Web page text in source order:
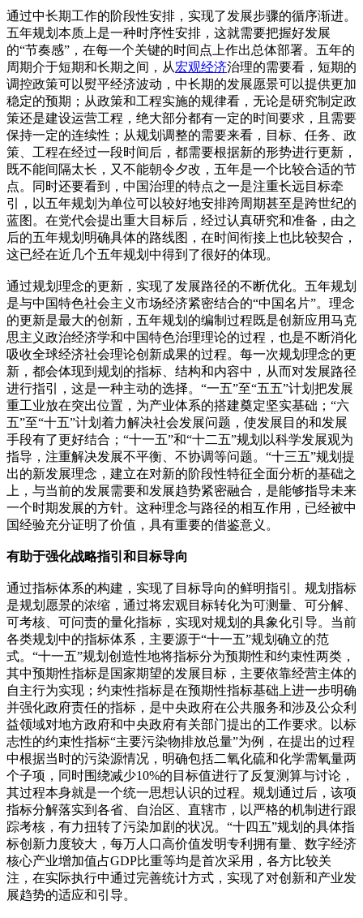
通过中长期工作的阶段性安排，实现了发展步骤的循序渐进。
五年规划本质上是一种时序性安排，这就需要把握好发展
的“节奏感”，在每一个关键的时间点上作出总体部署。五年的
周期介于短期和长期之间，从宏观经济治理的需要看，短期的
调控政策可以熨平经济波动，中长期的发展愿景可以提供更加
稳定的预期；从政策和工程实施的规律看，无论是研究制定政
策还是建设运营工程，绝大部分都有一定的时间要求，且需要
保持一定的连续性；从规划调整的需要来看，目标、任务、政
策、工程在经过一段时间后，都需要根据新的形势进行更新，
既不能间隔太长，又不能朝令夕改，五年是一个比较合适的节
点。同时还要看到，中国治理的特点之一是注重长远目标牵
引，以五年规划为单位可以较好地安排跨周期甚至是跨世纪的
蓝图。在党代会提出重大目标后，经过认真研究和准备，由之
后的五年规划明确具体的路线图，在时间衔接上也比较契合，
这已经在近几个五年规划中得到了很好的体现。
通过规划理念的更新，实现了发展路径的不断优化。五年规划
是与中国特色社会主义市场经济紧密结合的“中国名片”。理念
的更新是最大的创新，五年规划的编制过程既是创新应用马克
思主义政治经济学和中国特色治理理论的过程，也是不断消化
吸收全球经济社会理论创新成果的过程。每一次规划理念的更
新，都会体现到规划的指标、结构和内容中，从而对发展路径
进行指引，这是一种主动的选择。“一五”至“五五”计划把发展
重工业放在突出位置，为产业体系的搭建奠定坚实基础；“六
五”至“十五”计划着力解决社会发展问题，使发展目的和发展
手段有了更好结合；“十一五”和“十二五”规划以科学发展观为
指导，注重解决发展不平衡、不协调等问题。“十三五”规划提
出的新发展理念，建立在对新的阶段性特征全面分析的基础之
上，与当前的发展需要和发展趋势紧密融合，是能够指导未来
一个时期发展的方针。这种理念与路径的相互作用，已经被中
国经验充分证明了价值，具有重要的借鉴意义。
有助于强化战略指引和目标导向
通过指标体系的构建，实现了目标导向的鲜明指引。规划指标
是规划愿景的浓缩，通过将宏观目标转化为可测量、可分解、
可考核、可问责的量化指标，实现对规划的具象化引导。当前
各类规划中的指标体系，主要源于“十一五”规划确立的范
式。“十一五”规划创造性地将指标分为预期性和约束性两类，
其中预期性指标是国家期望的发展目标，主要依靠经营主体的
自主行为实现；约束性指标是在预期性指标基础上进一步明确
并强化政府责任的指标，是中央政府在公共服务和涉及公众利
益领域对地方政府和中央政府有关部门提出的工作要求。以标
志性的约束性指标“主要污染物排放总量”为例，在提出的过程
中根据当时的污染源情况，明确包括二氧化硫和化学需氧量两
个子项，同时围绕减少10%的目标值进行了反复测算与讨论，
其过程本身就是一个统一思想认识的过程。规划通过后，该项
指标分解落实到各省、自治区、直辖市，以严格的机制进行跟
踪考核，有力扭转了污染加剧的状况。“十四五”规划的具体指
标创新力度较大，每万人口高价值发明专利拥有量、数字经济
核心产业增加值占GDP比重等均是首次采用，各方比较关
注，在实际执行中通过完善统计方式，实现了对创新和产业发
展趋势的适应和引导。